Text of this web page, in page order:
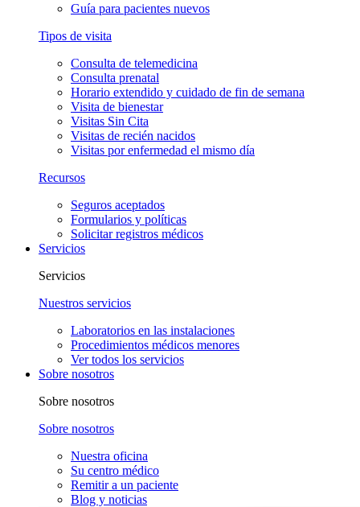
Guía para pacientes nuevos
Tipos de visita
Consulta de telemedicina
Consulta prenatal
Horario extendido y cuidado de fin de semana
Visita de bienestar
Visitas Sin Cita
Visitas de recién nacidos
Visitas por enfermedad el mismo día
Recursos
Seguros aceptados
Formularios y políticas
Solicitar registros médicos
Servicios
Servicios
Nuestros servicios
Laboratorios en las instalaciones
Procedimientos médicos menores
Ver todos los servicios
Sobre nosotros
Sobre nosotros
Sobre nosotros
Nuestra oficina
Su centro médico
Remitir a un paciente
Blog y noticias